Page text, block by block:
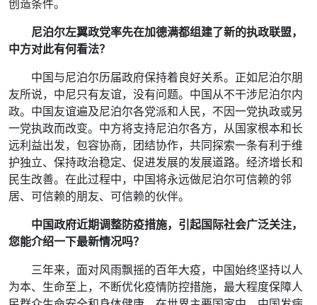
创造条件。
尼泊尔左翼政党率先在加德满都组建了新的执政联盟，
中方对此有何看法？
中国与尼泊尔历届政府保持着良好关系。正如尼泊尔朋
友所说，中尼只有友谊，没有问题。中国从不干涉尼泊尔内
政。中国友谊遍及尼泊尔各党派和人民，不因一党执政或另
一党执政而改变。中方将支持尼泊尔各方，从国家根本和长
远利益出发，包容协商，团结协作，共同探索一条有利于维
护独立、保持政治稳定、促进发展的发展道路。经济增长和
民生改善。在此过程中，中国将永远做尼泊尔可信赖的邻
居、可信赖的朋友、可信赖的伙伴。
中国政府近期调整防疫措施，引起国际社会广泛关注，
您能介绍一下最新情况吗？
三年来，面对风雨飘摇的百年大疫，中国始终坚持以人
为本、生命至上，不断优化疫情防控措施，最大程度保障人